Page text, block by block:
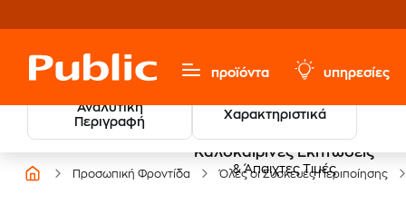
προϊόντα υπηρεσίες
Αναλυτική
Περιγραφή
Χαρακτηριστικά
Καλοκαιρινές Εκπτώσεις
& Άπαιχτες Τιμές
Προσωπική Φροντίδα Όλες οι Συσκευές Περιποίησης